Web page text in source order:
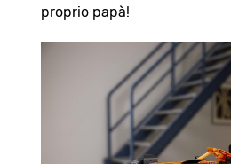
proprio papà!